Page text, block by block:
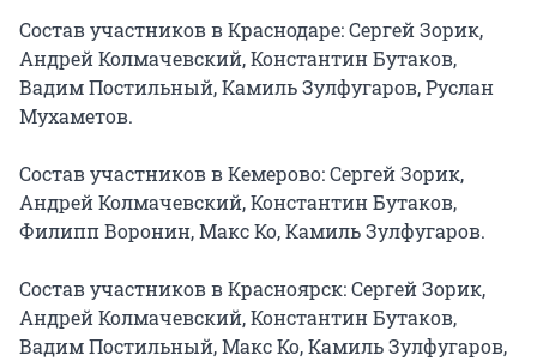
Состав участников в Краснодаре: Сергей Зорик,
Андрей Колмачевский, Константин Бутаков,
Вадим Постильный, Камиль Зулфугаров, Руслан
Мухаметов.
Состав участников в Кемерово: Сергей Зорик,
Андрей Колмачевский, Константин Бутаков,
Филипп Воронин, Макс Ко, Камиль Зулфугаров.
Состав участников в Красноярск: Сергей Зорик,
Андрей Колмачевский, Константин Бутаков,
Вадим Постильный, Макс Ко, Камиль Зулфугаров,